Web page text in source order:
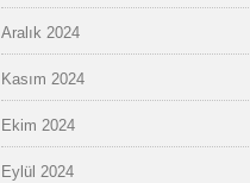
Aralık 2024
Kasım 2024
Ekim 2024
Eylül 2024